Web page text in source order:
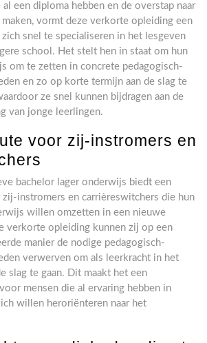
een diploma hebben en de overstap naar
vormt deze verkorte opleiding een
snel te specialiseren in het lesgeven
school. Het stelt hen in staat om hun
om te zetten in concrete pedagogisch-
en zo op korte termijn aan de slag te
ze snel kunnen bijdragen aan de
van jonge leerlingen.
voor zij-instromers en
bachelor lager onderwijs biedt een
instromers en carrièreswitchers die hun
willen omzetten in een nieuwe
verkorte opleiding kunnen zij op een
manier de nodige pedagogisch-
verwerven om als leerkracht in het
slag te gaan. Dit maakt het een
mensen die al ervaring hebben in
willen heroriënteren naar het